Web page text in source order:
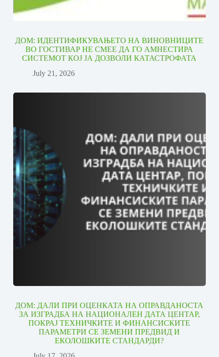
ДОМ: ИДЕНТИФИКУВАЊЕТО НА ВИНОВНИЦИТЕ
ВО ГОСТИВАР НЕ СМЕЕ ДА ГО АМНЕСТИРА
СИСТЕМОТ КОЈ ЈА ДОЗВОЛИ КАТАСТРОФАТА
July 21, 2026
ДОМ: ДАЛИ ПРИ ОЦЕНКАТА НА ОПРАВДАНОСТА
ЗА ИЗГРАДБА НА НАЦИОНАЛЕН ДАТА ЦЕНТАР,
ПОКРАЈ ТЕХНИЧКИТЕ И ФИНАНСИСКИТЕ
ПАРАМЕТРИ СЕ ЗЕМЕНИ ПРЕДВИД И
ЕКОЛОШКИТЕ СТАНДАРДИ?